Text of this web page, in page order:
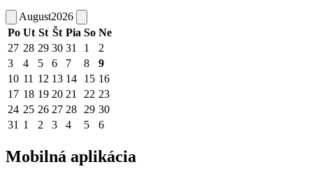
August2026
Po Ut St Št Pia So Ne
27 28 29 30 31 1
2
3
4 5 6 7 8
9
10 11 12 13 14 15 16
17 18 19 20 21 22 23
24 25 26 27 28 29 30
31 1 2 3 4 5 6
Mobilná aplikácia